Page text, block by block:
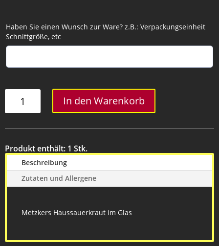
Haben Sie einen Wunsch zur Ware? z.B.: Verpackungseinheit
Schnittgröße, etc
Haussauerkraut
Glas
In den Warenkorb
Produkt enthält: 1 Stk.
Beschreibung
Zutaten und Allergene
Metzkers Haussauerkraut im Glas